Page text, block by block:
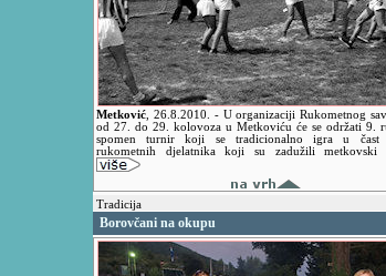
Metković 26.8.2010. - U organizaciji Rukometnog
od 27. do 29. kolovoza u Metkoviću će se održati 9.
spomen turnir koji se tradicionalno igra u čast
rukometnih djelatnika koji su zadužili metkovski
Tradicija
Borovčani na okupu